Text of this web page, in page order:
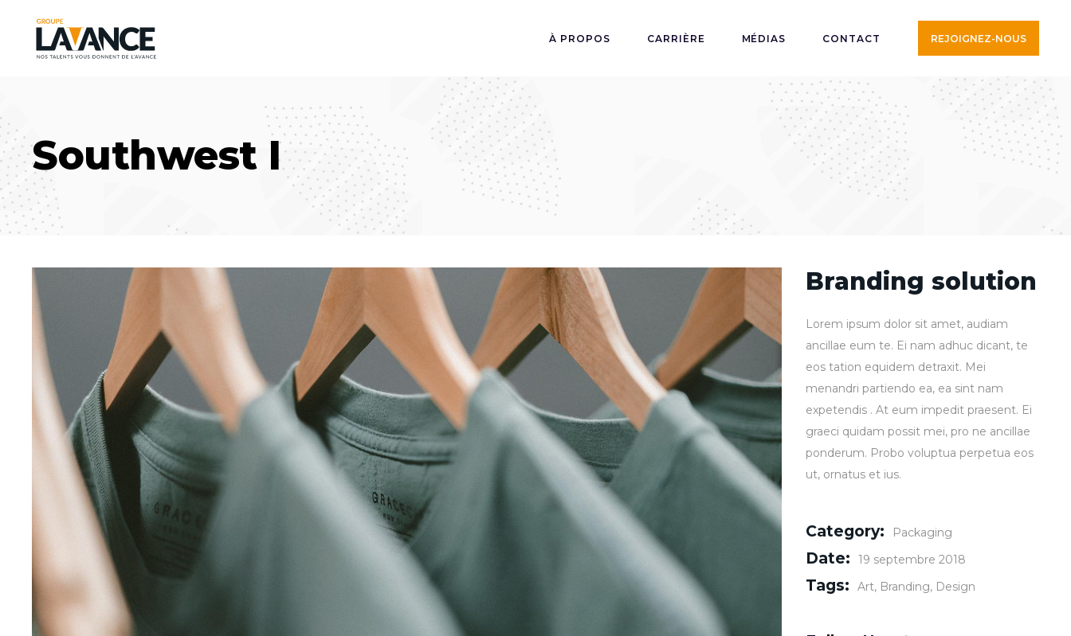
À PROPOS CARRIÈRE MÉDIAS CONTACT REJOIGNEZ-NOUS
Southwest I
Branding solution
Lorem ipsum dolor sit amet, audiam
ancillae eum te. Ei nam adhuc dicant, te
eos tation equidem detraxit. Mei
menandri partiendo ea, ea sint nam
expetendis . At eum impedit praesent. Ei
graeci quidam possit mei, pro ne ancillae
ponderum. Probo voluptua perpetua eos
ut, ornatus et ius.
Category: Packaging
Date: 19 septembre 2018
Tags: Art Branding Design